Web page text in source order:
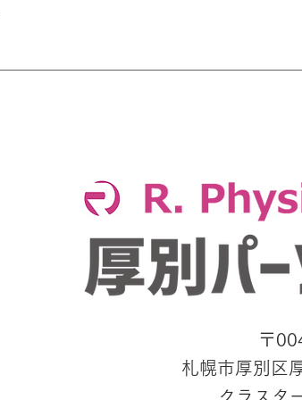
〒
札幌市厚別区